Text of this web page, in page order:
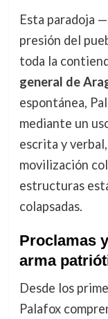
Esta paradoja
presión del
toda la
general de
espontánea,
mediante un
escrita y
movilización
estructuras
colapsadas.
Proclamas
arma
Desde los
Palafox